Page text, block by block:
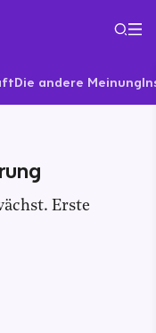
Die andere Meinung
Erste